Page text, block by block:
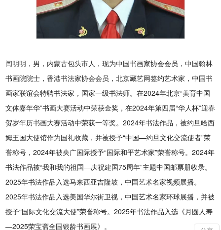
闫明明，男，内蒙古包头市人，现为中国书画家协会会员，中国翰林
书画院院士，香港书法家协会会员，北京藏艺网签约艺术家，中国书
画家联谊会特聘书法家，国家一级书法师。在2024年北京“美育中国
文体嘉年华”书画大赛活动中荣获金奖，在2024年第四届“华人杯”迎春
贺岁年历书画大赛活动中荣获一等奖。2024年书法作品，被约旦哈西
姆王国大使馆作为国礼收藏，并被授予“中国—约旦文化交流使者”荣
誉称号，2024年被央广国际授予“国际和平艺术家”荣誉称号。2024年
书法作品被“我和我的祖国—庆祝建国75周年”主题中国邮票册收录。
2025年书法作品入选马来西亚吉隆坡，中国艺术名家视频展播。
2025年书法作品入选美国华尔街卫视，中国艺术名家环球展播，并被
授予“国际文化交流大使”荣誉称号。2025年书法作品入选《月圆人寿
—2025荣宝斋全国银龄书画展》。